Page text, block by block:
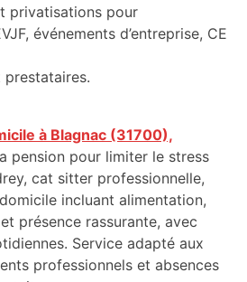
privatisations pour
événements d’entreprise, CE
à Blagnac (31700),
pension pour limiter le stress
cat sitter professionnelle,
incluant alimentation,
présence rassurante, avec
Service adapté aux
professionnels et absences